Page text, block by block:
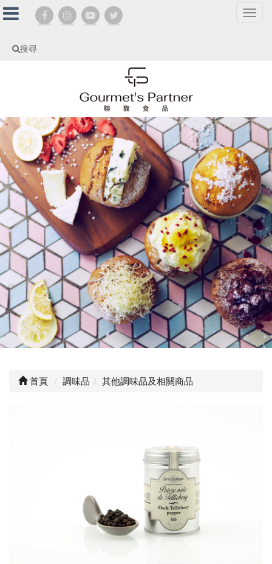
搜尋
選
首頁 調味品 其他調味品及相關商品